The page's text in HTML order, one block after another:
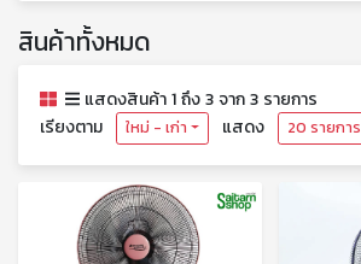
สินค้าทั้งหมด
แสดงสินค้า 1 ถึง 3 จาก 3 รายการ
เรียงตาม
ใหม่ - เก่า แสดง 20 รายการ